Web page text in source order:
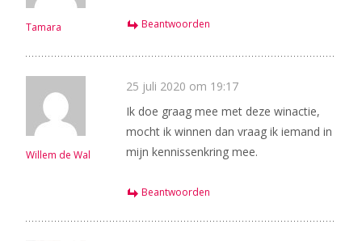
Tamara Beantwoorden
Willem de Wal
25 juli 2020 om 19:17
Ik doe graag mee met deze winactie,
mocht ik winnen dan vraag ik iemand in
mijn kennissenkring mee.
Beantwoorden